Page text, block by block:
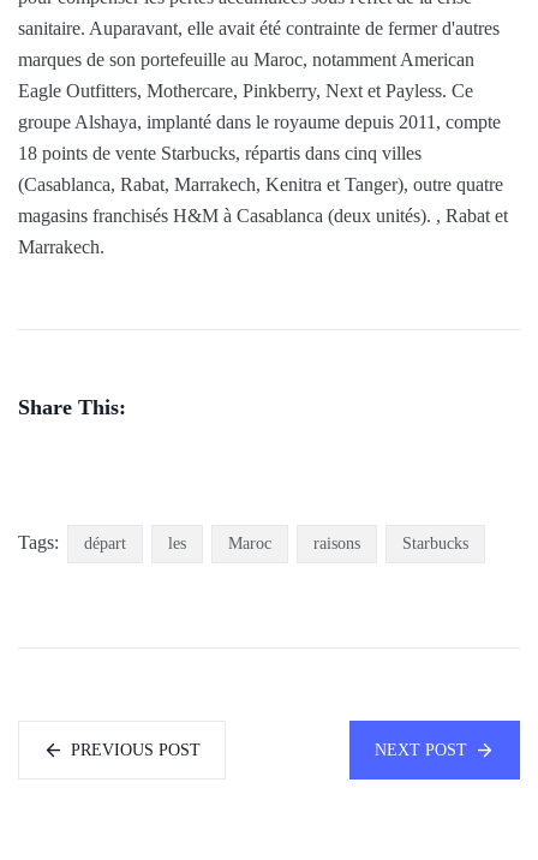
sanitaire. Auparavant, elle avait été contrainte de fermer d'autres
marques de son portefeuille au Maroc, notamment American
Eagle Outfitters, Mothercare, Pinkberry, Next et Payless. Ce
groupe Alshaya, implanté dans le royaume depuis 2011, compte
18 points de vente Starbucks, répartis dans cinq villes
(Casablanca, Rabat, Marrakech, Kenitra et Tanger), outre quatre
magasins franchisés H&M à Casablanca (deux unités). , Rabat et
Marrakech.
Share This:
Tags: départ les Maroc raisons Starbucks
PREVIOUS POST NEXT POST